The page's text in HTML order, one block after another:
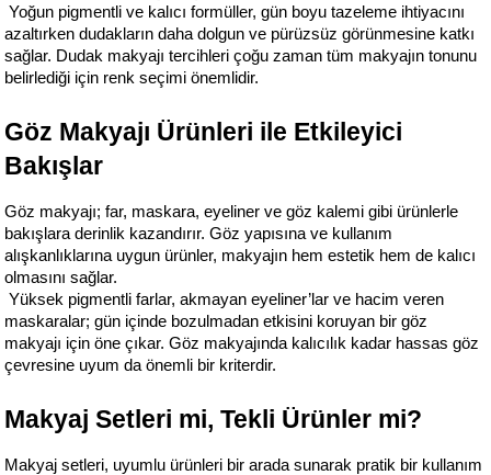
Yoğun pigmentli ve kalıcı formüller, gün boyu tazeleme ihtiyacını
azaltırken dudakların daha dolgun ve pürüzsüz görünmesine katkı
sağlar. Dudak makyajı tercihleri çoğu zaman tüm makyajın tonunu
belirlediği için renk seçimi önemlidir.
Göz Makyajı Ürünleri ile Etkileyici
Bakışlar
Göz makyajı; far, maskara, eyeliner ve göz kalemi gibi ürünlerle
bakışlara derinlik kazandırır. Göz yapısına ve kullanım
alışkanlıklarına uygun ürünler, makyajın hem estetik hem de kalıcı
olmasını sağlar.
Yüksek pigmentli farlar, akmayan eyeliner’lar ve hacim veren
maskaralar; gün içinde bozulmadan etkisini koruyan bir göz
makyajı için öne çıkar. Göz makyajında kalıcılık kadar hassas göz
çevresine uyum da önemli bir kriterdir.
Makyaj Setleri mi, Tekli Ürünler mi?
Makyaj setleri, uyumlu ürünleri bir arada sunarak pratik bir kullanım